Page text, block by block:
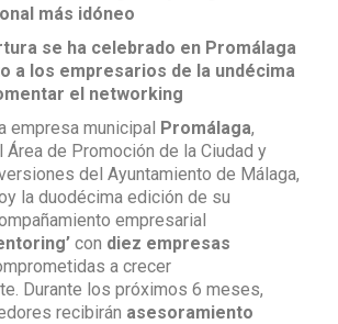
más idóneo
se ha celebrado en Promálaga
a los empresarios de la undécima
el networking
empresa municipal Promálaga,
de Promoción de la Ciudad y
del Ayuntamiento de Málaga,
la duodécima edición de su
empresarial
con diez empresas
a crecer
Durante los próximos 6 meses,
recibirán asesoramiento